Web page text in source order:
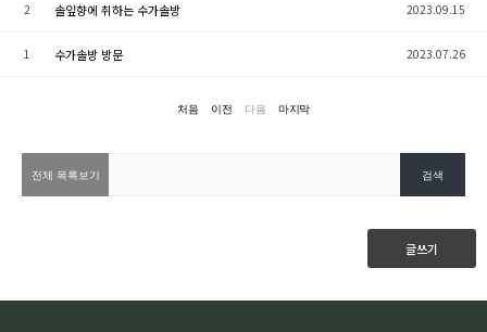
2 솔잎향에 취하는 수가솔방 2023.09.15
1 수가솔방 방문 2023.07.26
처음 이전 다음 마지막
글쓰기